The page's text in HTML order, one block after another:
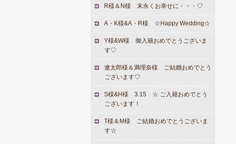
R様＆N様 末永くお幸せに・・・♡
A・K様&A・R様 ☆Happy Wedding☆
Y様&W様 御入籍おめでとうございま
す♡
遼太郎様＆満理奈様 ご結婚おめでとう
ございます♡
S様&H様 3.15 ☆ ご入籍おめでとう
ございます！
T様＆M様 ご結婚おめでとうございま
す☆